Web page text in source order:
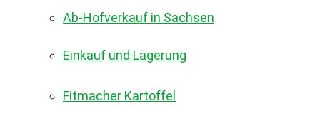
Ab-Hofverkauf in Sachsen
Fitmacher Kartoffel
Einkauf und Lagerung